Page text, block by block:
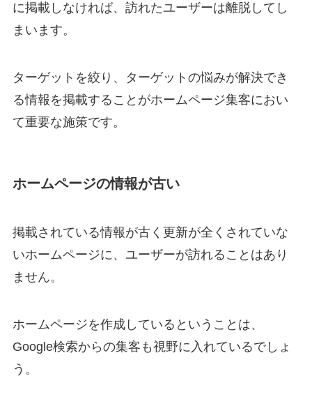
に掲載しなければ、訪れたユーザーは離脱してし
まいます。
ターゲットを絞り、ターゲットの悩みが解決でき
る情報を掲載することがホームページ集客におい
て重要な施策です。
ホームページの情報が古い
掲載されている情報が古く更新が全くされていな
いホームページに、ユーザーが訪れることはあり
ません。
ホームページを作成しているということは、
Google検索からの集客も視野に入れているでしょ
う。